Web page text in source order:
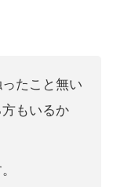
たこと無い
もいるか